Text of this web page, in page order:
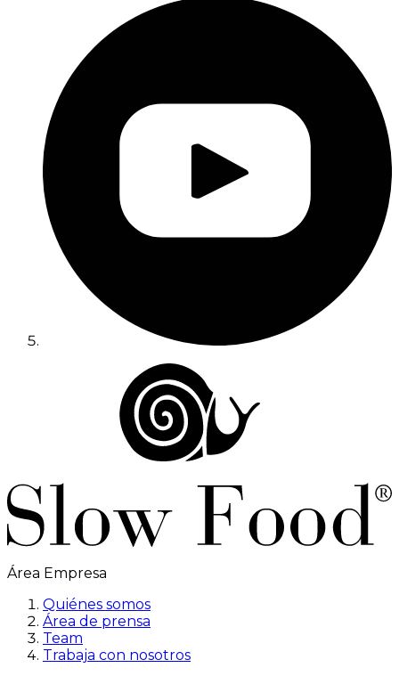
Área Empresa
Quiénes somos
Área de prensa
Team
Trabaja con nosotros